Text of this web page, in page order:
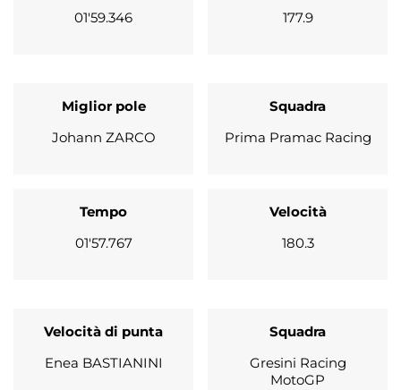
01'59.346
177.9
Miglior pole
Johann ZARCO
Squadra
Prima Pramac Racing
Tempo
01'57.767
Velocità
180.3
Velocità di punta
Enea BASTIANINI
Squadra
Gresini Racing
MotoGP